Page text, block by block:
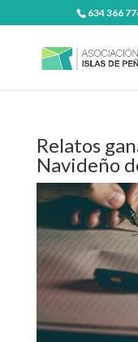
634 366
Relatos
Navideño